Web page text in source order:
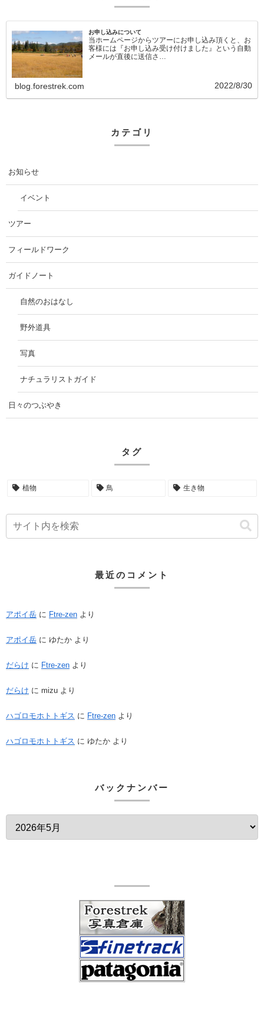
お申し込みについて
当ホームページからツアーにお申し込み頂くと、お
客様には『お申し込み受け付けました』という自動
メールが直後に送信さ…
blog.forestrek.com 2022/8/30
カテゴリ
お知らせ
イベント
ツアー
フィールドワーク
ガイドノート
自然のおはなし
野外道具
写真
ナチュラリストガイド
日々のつぶやき
タグ
植物 鳥 生き物
最近のコメント
アポイ岳 に Ftre-zen より
アポイ岳 に ゆたか より
だらけ に Ftre-zen より
だらけ に mizu より
ハゴロモホトトギス に Ftre-zen より
ハゴロモホトトギス に ゆたか より
バックナンバー